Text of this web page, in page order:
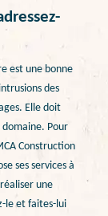
est une bonne
des
Elle doit
Pour
Construction
ses services à
une
le et faites-lui